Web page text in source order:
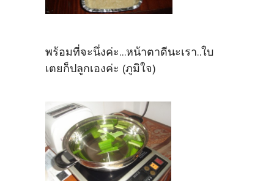
พร้อมที่จะนึ่งค่ะ...หน้าตาดีนะเรา..ใบ
เตยก็ปลูกเองค่ะ (ภูมิใจ)